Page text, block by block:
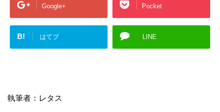
Google+ Pocket
B! はてブ LINE
執筆者： レタス